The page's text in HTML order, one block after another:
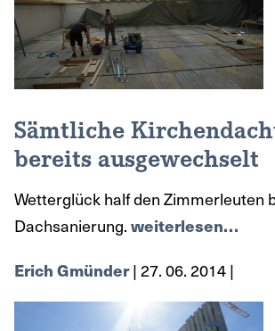
Sämtliche
bereits ausgewechselt
Wetterglück half den Zimmerleuten
Dachsanierung. weiterlesen…
Erich Gmünder| 27. 06. 2014 |